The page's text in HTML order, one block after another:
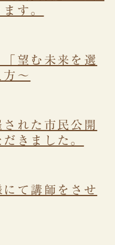
す。
「望む未来を選
～
れた市民公開
きました。
て講師をさせ